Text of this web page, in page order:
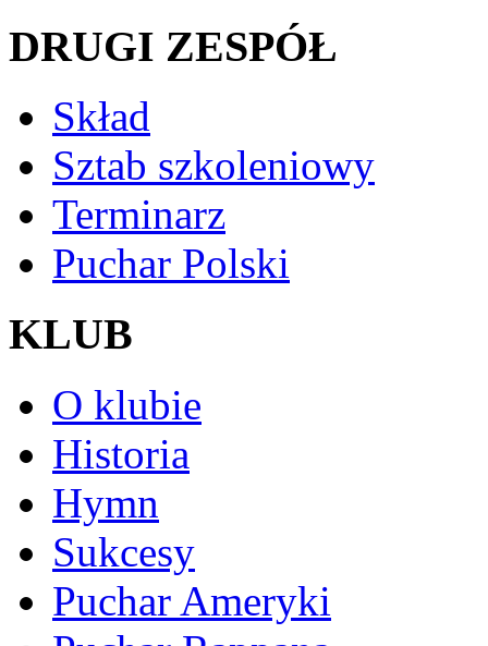
DRUGI ZESPÓŁ
Skład
Sztab szkoleniowy
Terminarz
Puchar Polski
KLUB
O klubie
Historia
Hymn
Sukcesy
Puchar Ameryki